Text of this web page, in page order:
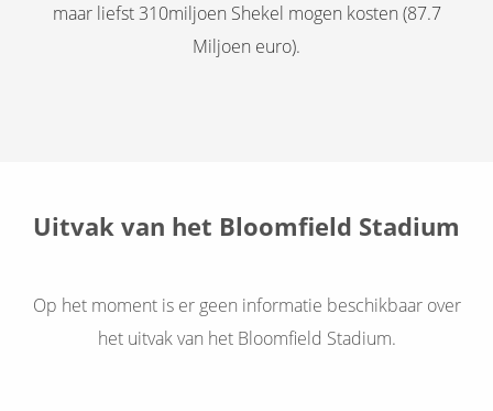
maar liefst 310miljoen Shekel mogen kosten (87.7
Miljoen euro).
Uitvak van het Bloomfield Stadium
Op het moment is er geen informatie beschikbaar over
het uitvak van het Bloomfield Stadium.